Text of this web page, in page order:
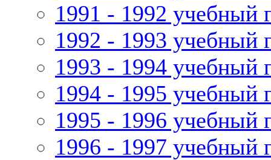
1991 - 1992 учебный
1992 - 1993 учебный
1993 - 1994 учебный
1994 - 1995 учебный
1995 - 1996 учебный
1996 - 1997 учебный